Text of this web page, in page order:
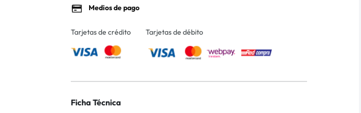
Medios de pago
Tarjetas de crédito Tarjetas de débito
Ficha Técnica